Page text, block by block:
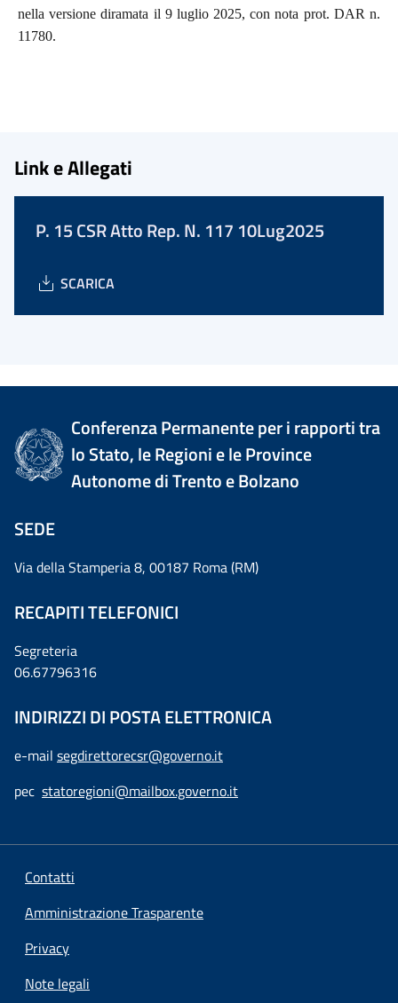
nella versione diramata il 9 luglio 2025, con nota prot. DAR n.
11780.
Link e Allegati
P. 15 CSR Atto Rep. N. 117 10Lug2025
SCARICA
Conferenza Permanente per i rapporti tra
lo Stato, le Regioni e le Province
Autonome di Trento e Bolzano
SEDE
Via della Stamperia 8, 00187 Roma (RM)
RECAPITI TELEFONICI
Segreteria
06.67796316
INDIRIZZI DI POSTA ELETTRONICA
e-mail segdirettorecsr@governo.it
pec statoregioni@mailbox.governo.it
Contatti
Amministrazione Trasparente
Privacy
Note legali